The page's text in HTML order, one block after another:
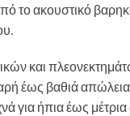
το ακουστικό
και
έως βαθιά
για ήπια έως